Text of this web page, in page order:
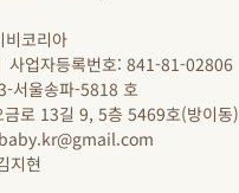
비코리아
사업자등록번호: 841-81-02806
서울송파-5818 호
금로 13길 9, 5층 5469호(방이동)
지현